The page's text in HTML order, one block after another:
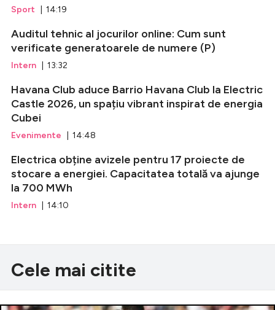
Sport | 14:19
Auditul tehnic al jocurilor online: Cum sunt
verificate generatoarele de numere (P)
Intern | 13:32
Havana Club aduce Barrio Havana Club la Electric
Castle 2026, un spațiu vibrant inspirat de energia
Cubei
Evenimente | 14:48
Electrica obține avizele pentru 17 proiecte de
stocare a energiei. Capacitatea totală va ajunge
la 700 MWh
Intern | 14:10
Cele mai citite